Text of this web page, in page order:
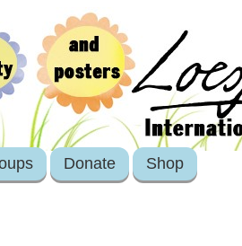
Donate Shop